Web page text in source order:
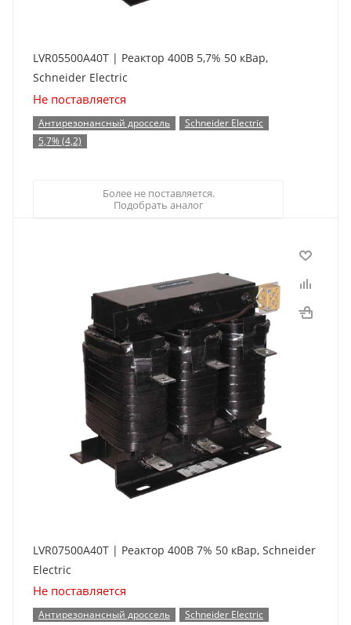
LVR05500A40T | Реактор 400В 5,7% 50 кВар,
Schneider Electric
Не поставляется
Антирезонансный дроссель
Schneider Electric
5,7% (4,2)
Более не поставляется.
Подобрать аналог
LVR07500A40T | Реактор 400В 7% 50 кВар, Schneider
Electric
Не поставляется
Антирезонансный дроссель
Schneider Electric